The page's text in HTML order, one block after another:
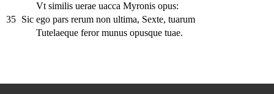
Vt similis uerae uacca Myronis opus:
35
Sic ego pars rerum non ultima, Sexte, tuarum
Tutelaeque feror munus opusque tuae.